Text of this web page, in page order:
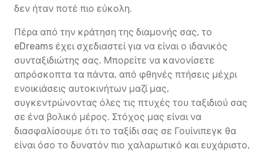
δεν ήταν ποτέ πιο εύκολη.
Πέρα από την κράτηση της διαμονής σας, το
eDreams έχει σχεδιαστεί για να είναι ο ιδανικός
συνταξιδιώτης σας. Μπορείτε να κανονίσετε
απρόσκοπτα τα πάντα, από φθηνές πτήσεις μέχρι
ενοικιάσεις αυτοκινήτων μαζί μας,
συγκεντρώνοντας όλες τις πτυχές του ταξιδιού σας
σε ένα βολικό μέρος. Στόχος μας είναι να
διασφαλίσουμε ότι το ταξίδι σας σε Γουίνιπεγκ θα
είναι όσο το δυνατόν πιο χαλαρωτικό και ευχάριστο,